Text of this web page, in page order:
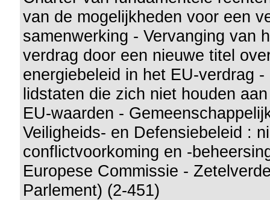
van de mogelijkheden voor een
samenwerking - Vervanging van
verdrag door een nieuwe titel
energiebeleid in het EU-verdrag
lidstaten die zich niet houden
EU-waarden -
Veiligheids- en Defensiebeleid :
conflictvoorkoming en -
Europese Commissie -
Parlement) (2-451)